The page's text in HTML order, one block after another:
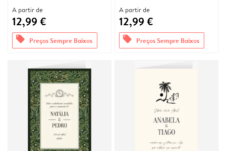
A partir de
12,99 €
offers Preços Sempre Baixos
A partir de
12,99 €
offers Preços Sempre Baixos